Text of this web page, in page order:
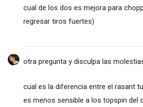
cual de los dos es mejora para
regresar tiros fuertes)
otra pregunta y disculpa las
cual es la diferencia entre el rasant
es menos sensible a los topspin del